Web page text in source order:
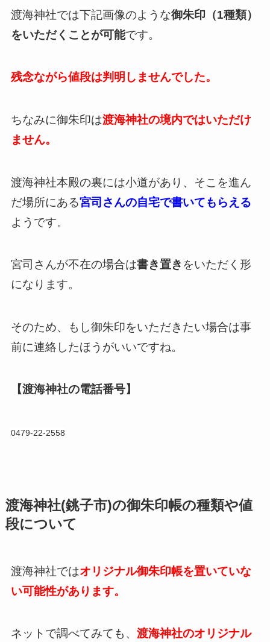
渡海神社では下記画像のような御朱印（1種類）
をいただくことが可能です。
残念ながら値段は判明しませんでした。
ちなみに御朱印は渡海神社の境内ではいただけ
ません。
渡海神社本殿の裏には小道があり、そこを進ん
だ場所にある宮司さんの自宅で書いてもらえる
ようです。
宮司さんが不在の場合は書き置き をいただく形
になります。
そのため、もし御朱印をいただきたい場合は事
前に連絡したほうがいいですね。
【渡海神社の電話番号】
0479-22-2558
渡海神社(銚子市)の御朱印帳の種類や値
段について
渡海神社ではオリジナル御朱印帳を置いていな
い可能性があります。
ネットで調べてみても、 渡海神社のオリジナル